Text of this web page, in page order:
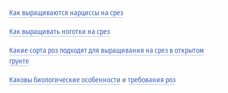
Как выращиваются нарциссы на срез
Как выращивать ноготки на срез
Какие сорта роз подходят для выращивания на срез в открытом
грунте
Каковы биологические особенности итребования роз